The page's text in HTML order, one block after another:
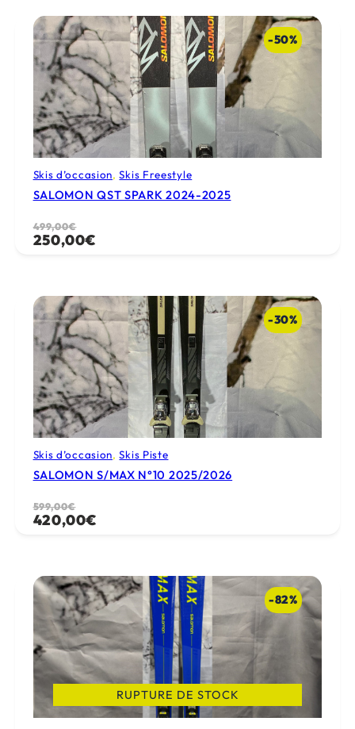
549,00€.
250,00€.
-50%
Skis d’occasion, Skis Freestyle
SALOMON QST SPARK 2024-2025
499,00€
Le
prix
499,00€.
250,00€
Le
prix
250,00€.
-30%
Skis d’occasion, Skis Piste
SALOMON S/MAX N°10 2025/2026
599,00€
Le
prix
599,00€.
420,00€
Le
prix
420,00€.
-82%
RUPTURE DE STOCK